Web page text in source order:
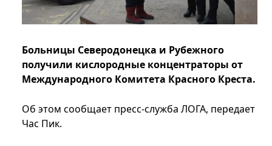
Больницы Северодонецка и Рубежного
получили кислородные концентраторы от
Международного Комитета Красного Креста.
Об этом сообщает пресс-служба ЛОГА, передает
Час Пик.